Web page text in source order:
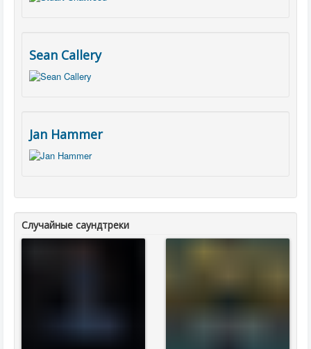
Sean Callery
Jan Hammer
Случайные саундтреки